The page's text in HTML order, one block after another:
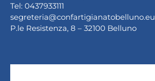
Tel: 0437933111
segreteria@confartigianatobelluno.eu
P.le Resistenza, 8 – 32100 Belluno